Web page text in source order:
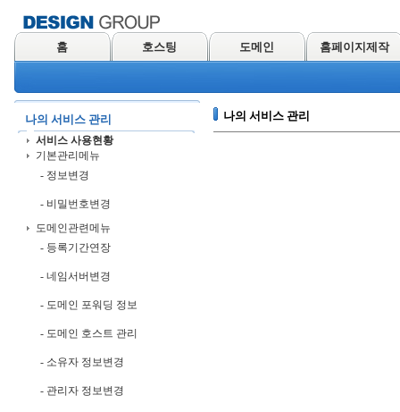
홈 호스팅 도메인 홈페이지제작
나의 서비스 관리
서비스 사용현황
기본관리메뉴
- 정보변경
- 비밀번호변경
도메인관련메뉴
- 등록기간연장
- 네임서버변경
- 도메인 포워딩 정보
- 도메인 호스트 관리
- 소유자 정보변경
- 관리자 정보변경
나의 서비스 관리